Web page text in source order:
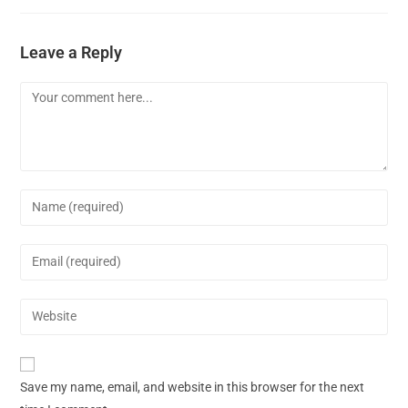
Leave a Reply
Save my name, email, and website in this browser for the next